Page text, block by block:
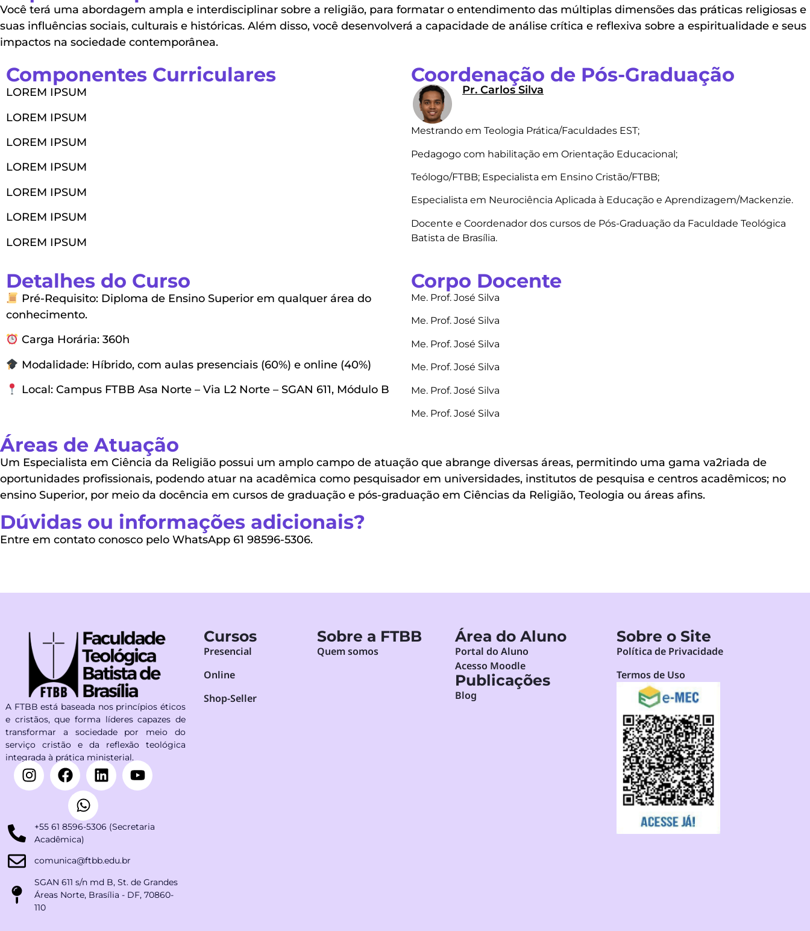
Você terá uma abordagem ampla e interdisciplinar sobre a religião, para formatar o entendimento das múltiplas dimensões das práticas religiosas e
suas influências sociais, culturais e históricas. Além disso, você desenvolverá a capacidade de análise crítica e reflexiva sobre a espiritualidade e seus
impactos na sociedade contemporânea.
Componentes Curriculares
LOREM IPSUM
LOREM IPSUM
LOREM IPSUM
LOREM IPSUM
LOREM IPSUM
LOREM IPSUM
LOREM IPSUM
Coordenação de Pós-Graduação
Pr. Carlos Silva
Mestrando em Teologia Prática/Faculdades EST;
Pedagogo com habilitação em Orientação Educacional;
Teólogo/FTBB; Especialista em Ensino Cristão/FTBB;
Especialista em Neurociência Aplicada à Educação e Aprendizagem/Mackenzie.
Docente e Coordenador dos cursos de Pós-Graduação da Faculdade Teológica
Batista de Brasília.
Detalhes do Curso
Pré-Requisito: Diploma de Ensino Superior em qualquer área do
conhecimento.
Carga Horária: 360h
Modalidade: Híbrido, com aulas presenciais (60%) e online (40%)
Local: Campus FTBB Asa Norte – Via L2 Norte – SGAN 611, Módulo B
Corpo Docente
Me. Prof. José Silva
Me. Prof. José Silva
Me. Prof. José Silva
Me. Prof. José Silva
Me. Prof. José Silva
Me. Prof. José Silva
Áreas de Atuação
Um Especialista em Ciência da Religião possui um amplo campo de atuação que abrange diversas áreas, permitindo uma gama va2riada de
oportunidades profissionais, podendo atuar na acadêmica como pesquisador em universidades, institutos de pesquisa e centros acadêmicos; no
ensino Superior, por meio da docência em cursos de graduação e pós-graduação em Ciências da Religião, Teologia ou áreas afins.
Dúvidas ou informações adicionais?
Entre em contato conosco pelo WhatsApp 61 98596-5306.
A FTBB está baseada nos princípios éticos
e cristãos, que forma líderes capazes de
transformar a sociedade por meio do
serviço cristão e da reflexão teológica
integrada à prática ministerial.
+55 61 8596-5306 (Secretaria
Acadêmica)
comunica@ftbb.edu.br
SGAN 611 s/n md B, St. de Grandes
Áreas Norte, Brasília - DF, 70860-
110
Cursos
Presencial
Online
Shop-Seller
Sobre a FTBB
Quem somos
Área do Aluno
Portal do Aluno
Acesso Moodle
Publicações
Blog
Sobre o Site
Política de Privacidade
Termos de Uso